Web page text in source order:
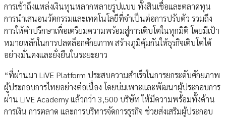
การเข้าถึงแหล่งเงินทุนหลากหลายรูปแบบ ทั้งสินเชื่อและตลาดทุน
การนำเสนอนวัตกรรมและเทคโนโลยีที่จำเป็นต่อการปรับตัว รวมถึง
การให้คำปรึกษาเพื่อเตรียมความพร้อมสู่การเติบโตในทุกมิติ โดยมีเป้า
หมายหลักในการปลดล็อกศักยภาพ สร้างภูมิคุ้มกันให้ธุรกิจเติบโตได้
อย่างมั่นคงและยั่งยืนในระยะยาว
“ที่ผ่านมา LiVE Platform ประสบความสำเร็จในการยกระดับศักยภาพ
ผู้ประกอบการไทยอย่างต่อเนื่อง โดยบ่มเพาะและพัฒนาผู้ประกอบการ
ผ่าน LiVE Academy แล้วกว่า 3,500 บริษัท ให้มีความพร้อมทั้งด้าน
การเงิน การตลาด และการบริหารจัดการธุรกิจ ช่วยส่งเสริมผู้ประกอบ